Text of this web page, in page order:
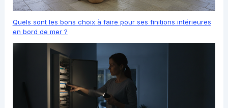
Quels sont les bons choix à faire pour ses finitions intérieures
en bord de mer ?